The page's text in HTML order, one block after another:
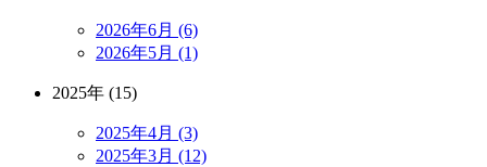
2026年6月 (6)
2026年5月 (1)
2025年 (15)
2025年4月 (3)
2025年3月 (12)